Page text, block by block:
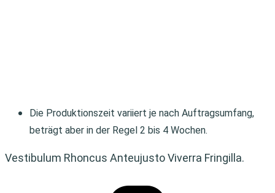
Die Produktionszeit variiert je nach Auftragsumfang,
beträgt aber in der Regel 2 bis 4 Wochen.
Vestibulum Rhoncus Anteujusto Viverra Fringilla.